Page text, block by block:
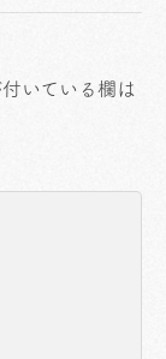
付いている欄は